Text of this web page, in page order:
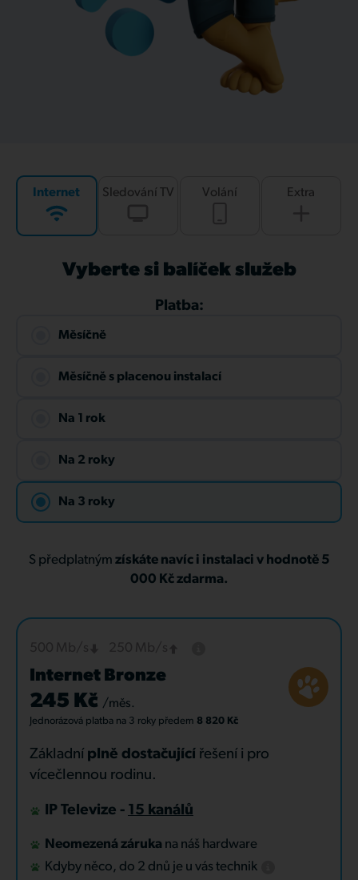
Internet Sledování TV Volání Extra
Vyberte si balíček služeb
Platba:
Měsíčně
Měsíčně s placenou instalací
Na 1 rok
Na 2 roky
Na 3 roky
S předplatným získáte navíc i instalaci v hodnotě 5
000 Kč zdarma.
Internet Bronze
245 Kč /měs.
Jednorázová platba na 3 roky předem 8 820 Kč
Základní plně dostačující řešení i pro
vícečlennou rodinu.
IP Televize - 15 kanálů
Neomezená záruka na náš hardware
Kdyby něco, do 2 dnů je u vás technik